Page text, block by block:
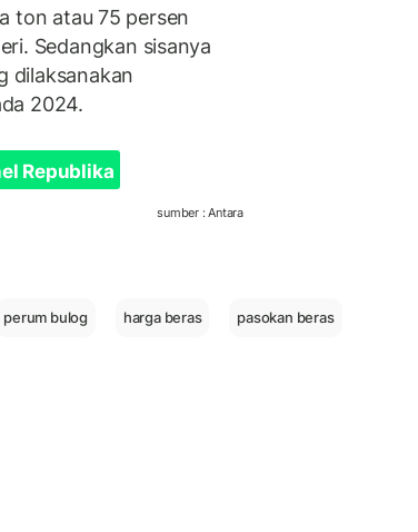
ton atau 75 persen
Sedangkan sisanya
dilaksanakan
2024.
Republika
sumber : Antara
perum bulog harga beras pasokan beras